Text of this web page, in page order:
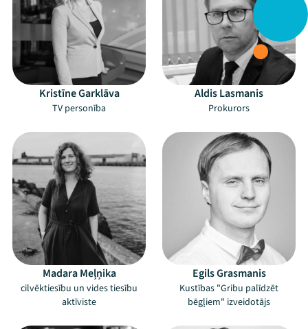
Kristīne Garklāva
TV personība
Aldis Lasmanis
Prokurors
Madara Meļņika
cilvēktiesību un vides tiesību
aktīviste
Egils Grasmanis
Kustības "Gribu palīdzēt
bēgļiem" izveidotājs